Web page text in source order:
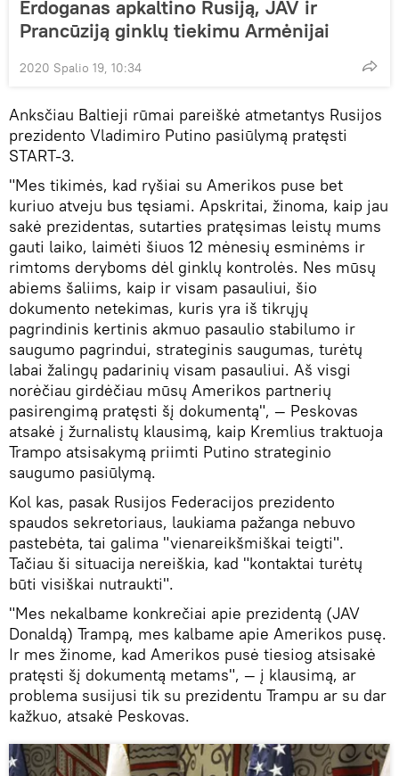
Erdoganas apkaltino Rusiją, JAV ir
Prancūziją ginklų tiekimu Armėnijai
2020 Spalio 19, 10:34
Anksčiau Baltieji rūmai pareiškė atmetantys Rusijos
prezidento Vladimiro Putino pasiūlymą pratęsti
START-3.
"Mes tikimės, kad ryšiai su Amerikos puse bet
kuriuo atveju bus tęsiami. Apskritai, žinoma, kaip jau
sakė prezidentas, sutarties pratęsimas leistų mums
gauti laiko, laimėti šiuos 12 mėnesių esminėms ir
rimtoms deryboms dėl ginklų kontrolės. Nes mūsų
abiems šaliims, kaip ir visam pasauliui, šio
dokumento netekimas, kuris yra iš tikrųjų
pagrindinis kertinis akmuo pasaulio stabilumo ir
saugumo pagrindui, strateginis saugumas, turėtų
labai žalingų padarinių visam pasauliui. Aš visgi
norėčiau girdėčiau mūsų Amerikos partnerių
pasirengimą pratęsti šį dokumentą", — Peskovas
atsakė į žurnalistų klausimą, kaip Kremlius traktuoja
Trampo atsisakymą priimti Putino strateginio
saugumo pasiūlymą.
Kol kas, pasak Rusijos Federacijos prezidento
spaudos sekretoriaus, laukiama pažanga nebuvo
pastebėta, tai galima "vienareikšmiškai teigti".
Tačiau ši situacija nereiškia, kad "kontaktai turėtų
būti visiškai nutraukti".
"Mes nekalbame konkrečiai apie prezidentą (JAV
Donaldą) Trampą, mes kalbame apie Amerikos pusę.
Ir mes žinome, kad Amerikos pusė tiesiog atsisakė
pratęsti šį dokumentą metams", — į klausimą, ar
problema susijusi tik su prezidentu Trampu ar su dar
kažkuo, atsakė Peskovas.